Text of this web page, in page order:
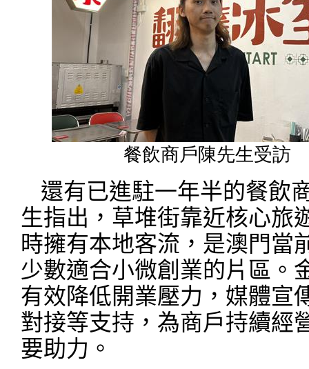
餐飲商戶陳先生受訪
還有已進駐一年半的餐飲
生指出，草堆街靠近核心旅
時擁有本地客流，是澳門當
少數適合小微創業的片區。
有效降低開業壓力，媒體宣
對接等支持，為商戶持續經
要助力。